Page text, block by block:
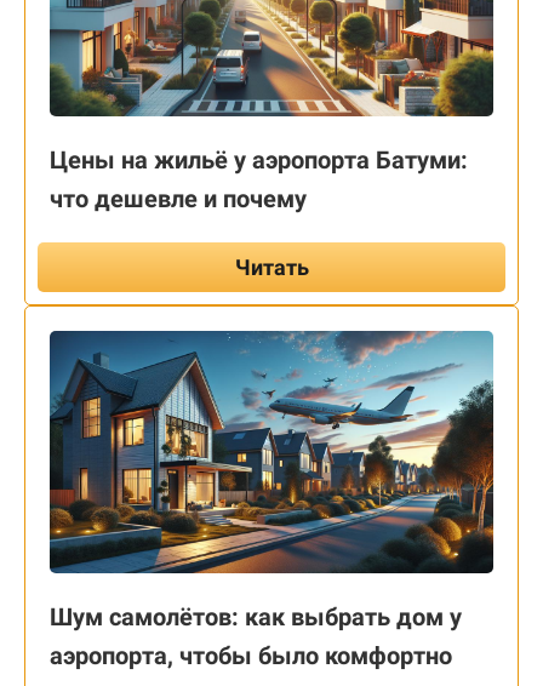
Цены на жильё у аэропорта Батуми:
что дешевле и почему
Читать
Шум самолётов: как выбрать дом у
аэропорта, чтобы было комфортно